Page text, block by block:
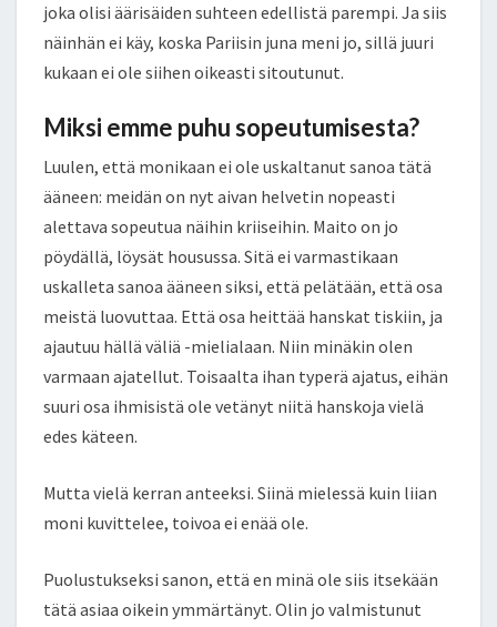
joka olisi äärisäiden suhteen edellistä parempi. Ja siis
näinhän ei käy, koska Pariisin juna meni jo, sillä juuri
kukaan ei ole siihen oikeasti sitoutunut.
Miksi emme puhu sopeutumisesta?
Luulen, että monikaan ei ole uskaltanut sanoa tätä
ääneen: meidän on nyt aivan helvetin nopeasti
alettava sopeutua näihin kriiseihin. Maito on jo
pöydällä, löysät housussa. Sitä ei varmastikaan
uskalleta sanoa ääneen siksi, että pelätään, että osa
meistä luovuttaa. Että osa heittää hanskat tiskiin, ja
ajautuu hällä väliä -mielialaan. Niin minäkin olen
varmaan ajatellut. Toisaalta ihan typerä ajatus, eihän
suuri osa ihmisistä ole vetänyt niitä hanskoja vielä
edes käteen.
Mutta vielä kerran anteeksi. Siinä mielessä kuin liian
moni kuvittelee, toivoa ei enää ole.
Puolustukseksi sanon, että en minä ole siis itsekään
tätä asiaa oikein ymmärtänyt. Olin jo valmistunut